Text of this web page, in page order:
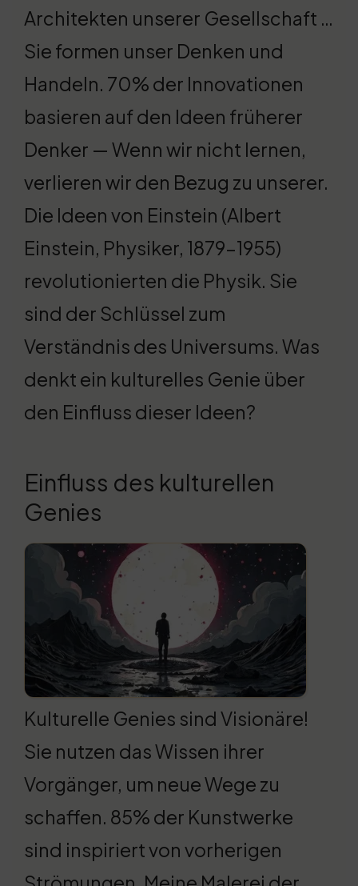
Architekten unserer Gesellschaft …
Sie formen unser Denken und
Handeln. 70% der Innovationen
basieren auf den Ideen früherer
Denker — Wenn wir nicht lernen,
verlieren wir den Bezug zu unserer.
Die Ideen von Einstein (Albert
Einstein, Physiker, 1879-1955)
revolutionierten die Physik. Sie
sind der Schlüssel zum
Verständnis des Universums. Was
denkt ein kulturelles Genie über
den Einfluss dieser Ideen?
Einfluss des kulturellen
Genies
Kulturelle Genies sind Visionäre!
Sie nutzen das Wissen ihrer
Vorgänger, um neue Wege zu
schaffen. 85% der Kunstwerke
sind inspiriert von vorherigen